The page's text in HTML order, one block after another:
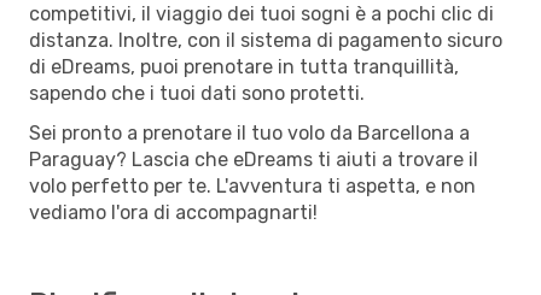
competitivi, il viaggio dei tuoi sogni è a pochi clic di
distanza. Inoltre, con il sistema di pagamento sicuro
di eDreams, puoi prenotare in tutta tranquillità,
sapendo che i tuoi dati sono protetti.
Sei pronto a prenotare il tuo volo da Barcellona a
Paraguay? Lascia che eDreams ti aiuti a trovare il
volo perfetto per te. L'avventura ti aspetta, e non
vediamo l'ora di accompagnarti!